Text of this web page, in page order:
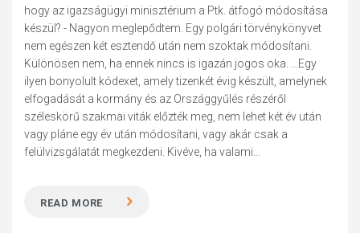
hogy az igazságügyi minisztérium a Ptk. átfogó módosítása
készül? - Nagyon meglepődtem. Egy polgári törvénykönyvet
nem egészen két esztendő után nem szoktak módosítani.
Különösen nem, ha ennek nincs is igazán jogos oka. ...Egy
ilyen bonyolult kódexet, amely tizenkét évig készült, amelynek
elfogadását a kormány és az Országgyűlés részéről
széleskörű szakmai viták előzték meg, nem lehet két év után
vagy pláne egy év után módosítani, vagy akár csak a
felülvizsgálatát megkezdeni. Kivéve, ha valami...
READ MORE